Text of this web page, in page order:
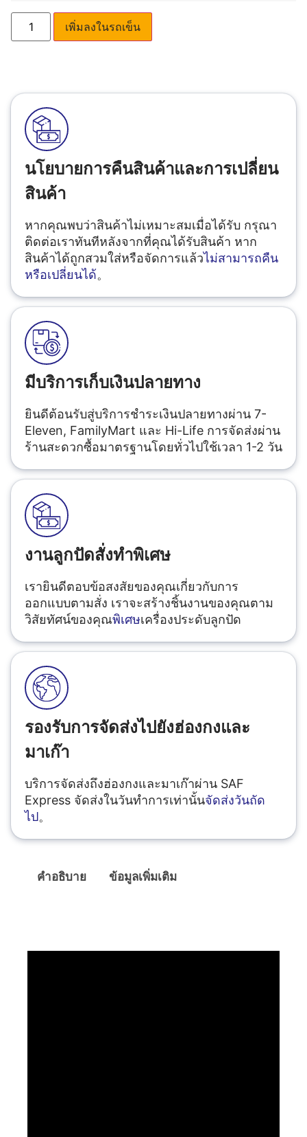
เพิ่มลงในรถเข็น
นโยบายการคืนสินค้าและการเปลี่ยน
สินค้า
หากคุณพบว่าสินค้าไม่เหมาะสมเมื่อได้รับ กรุณา
ติดต่อเราทันทีหลังจากที่คุณได้รับสินค้า หาก
สินค้าได้ถูกสวมใส่หรือจัดการแล้วไม่สามารถคืน
หรือเปลี่ยนได้。
มีบริการเก็บเงินปลายทาง
ยินดีต้อนรับสู่บริการชำระเงินปลายทางผ่าน 7-
Eleven, FamilyMart และ Hi-Life การจัดส่งผ่าน
ร้านสะดวกซื้อมาตรฐานโดยทั่วไปใช้เวลา 1-2 วัน
งานลูกปัดสั่งทำพิเศษ
เรายินดีตอบข้อสงสัยของคุณเกี่ยวกับการ
ออกแบบตามสั่ง เราจะสร้างชิ้นงานของคุณตาม
วิสัยทัศน์ของคุณพิเศษเครื่องประดับลูกปัด
รองรับการจัดส่งไปยังฮ่องกงและ
มาเก๊า
บริการจัดส่งถึงฮ่องกงและมาเก๊าผ่าน SAF
Express จัดส่งในวันทำการเท่านั้นจัดส่งวันถัด
ไป。
คำอธิบาย ข้อมูลเพิ่มเติม